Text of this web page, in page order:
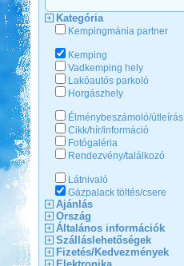
Kategória
Kempingmánia partner
Kemping
Vadkemping hely
Lakóautós parkoló
Horgászhely
Élménybeszámoló/útleírás
Cikk/hír/információ
Fotógaléria
Rendezvény/találkozó
Látnivaló
Gázpalack töltés/csere
Ajánlás
Ország
Általános információk
Szálláslehetőségek
Fizetés/Kedvezmények